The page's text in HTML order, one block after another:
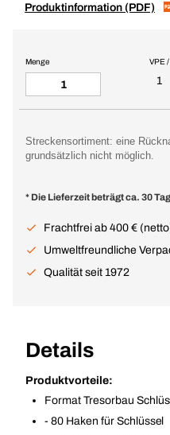
Produktinformation (PDF)
VPE
1
Menge
Streckensortiment: eine
grundsätzlich nicht möglich.
* Die Lieferzeit beträgt ca. 30
Frachtfrei ab 400 €
Umweltfreundliche
Qualität seit 1972
Details
Produktvorteile:
Format Tresorbau
- 80 Haken für Schlüssel